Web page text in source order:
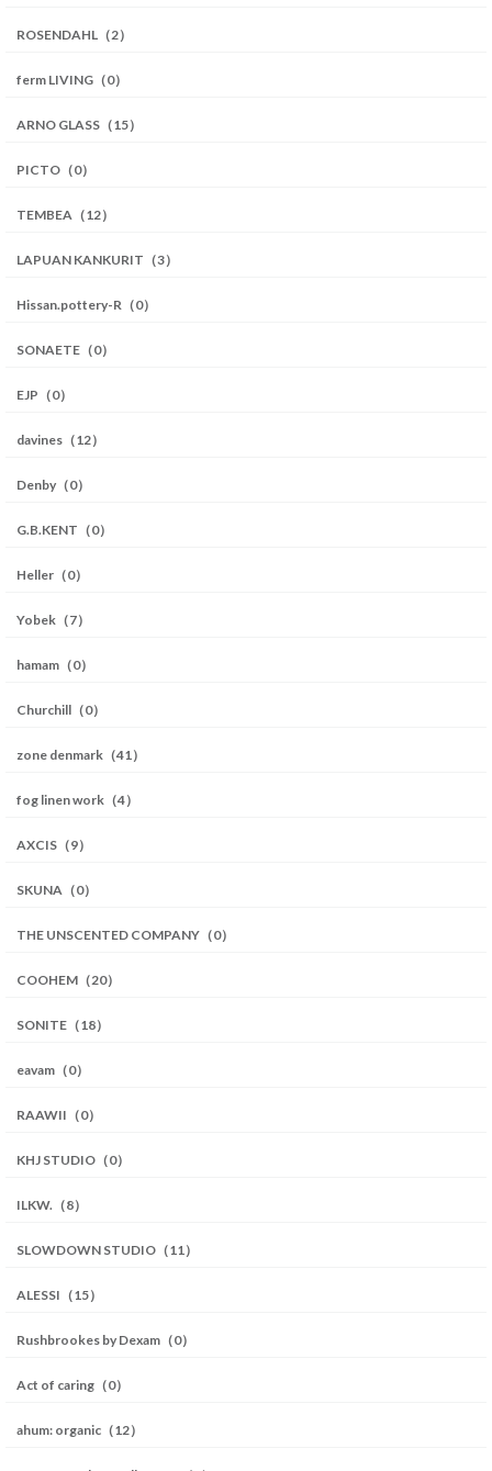
ROSENDAHL（2）
ferm LIVING（0）
ARNO GLASS（15）
PICTO（0）
TEMBEA（12）
LAPUAN KANKURIT（3）
Hissan.pottery-R（0）
SONAETE（0）
EJP（0）
davines（12）
Denby（0）
G.B.KENT（0）
Heller（0）
Yobek（7）
hamam（0）
Churchill（0）
zone denmark（41）
fog linen work（4）
AXCIS（9）
SKUNA（0）
THE UNSCENTED COMPANY（0）
COOHEM（20）
SONITE（18）
eavam（0）
RAAWII（0）
KHJ STUDIO（0）
ILKW.（8）
SLOWDOWN STUDIO（11）
ALESSI（15）
Rushbrookes by Dexam（0）
Act of caring（0）
ahum: organic（12）